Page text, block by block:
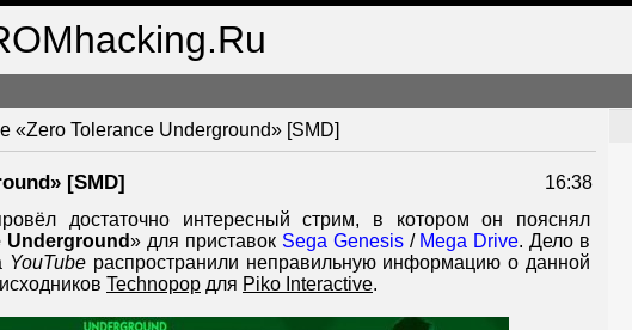
«Zero Tolerance Underground» [SMD]
[SMD]
16:38
достаточно интересный стрим, в котором он пояснял
Underground» для приставок Sega Genesis/ Mega Drive. Дело в
YouTubeраспространили неправильную информацию о данной
Technopop для Piko Interactive.